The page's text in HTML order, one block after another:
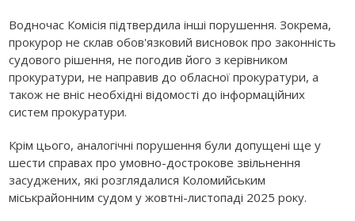
Водночас Комісія підтвердила інші порушення. Зокрема,
прокурор не склав обов'язковий висновок про законність
судового рішення, не погодив його з керівником
прокуратури, не направив до обласної прокуратури, а
також не вніс необхідні відомості до інформаційних
систем прокуратури.
Крім цього, аналогічні порушення були допущені ще у
шести справах про умовно-дострокове звільнення
засуджених, які розглядалися Коломийським
міськрайонним судом у жовтні-листопаді 2025 року.